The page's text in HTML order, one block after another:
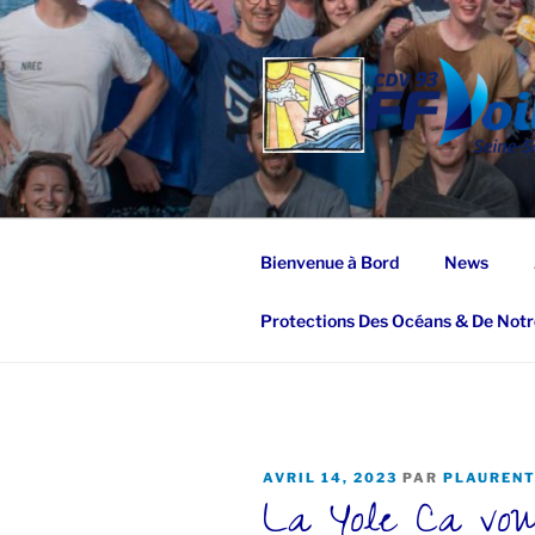
Aller
au
contenu
principal
Bienvenue à Bord News
Protections Des Océans & De
PUBLIÉ
AVRIL 14, 2023 PAR PLAURENT